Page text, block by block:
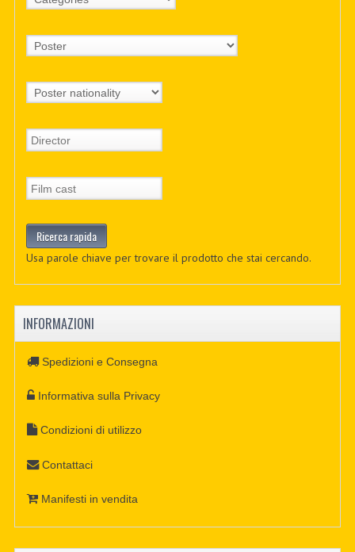
Usa parole chiave per trovare il prodotto che stai cercando.
INFORMAZIONI
Spedizioni e Consegna
Informativa sulla Privacy
Condizioni di utilizzo
Contattaci
Manifesti in vendita